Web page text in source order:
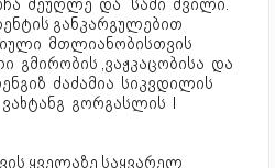
მთლიანობისთვის
გმირობის ,ვაჟკაცობისა  და
ძაძამია  სიკვდილის
გორგასლის  I
ყველაზე საყვარელ